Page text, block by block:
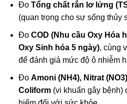
Đo Tổng chất rắn lơ lửng
(quan trọng cho sự sống thủy
Đo COD (Nhu cầu Oxy Hóa
Oxy Sinh hóa 5 ngày), cùng
để đánh giá mức độ ô nhiễm
Đo Amoni (NH4), Nitrat (NO3)
Coliform(vi khuẩn gây bệnh)